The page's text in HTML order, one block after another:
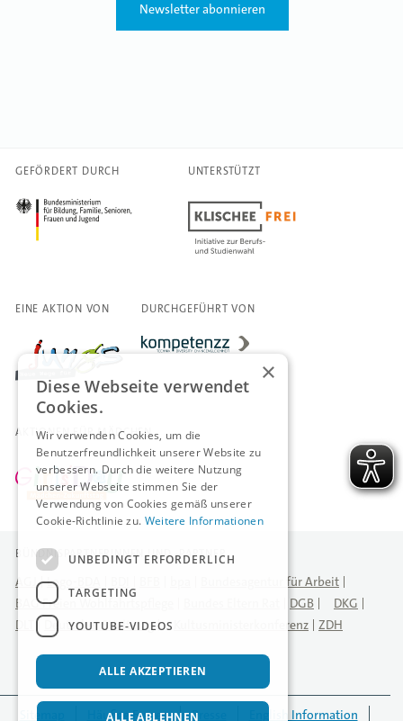
Newsletter abonnieren
GEFÖRDERT DURCH UNTERSTÜTZT
EINE AKTION VON DURCHGEFÜHRT VON
AKTIONEN FÜR MÄDCHEN
BÜNDNISPARTNERINNEN UND -PARTNER
AGJ Logo-BDA
Bundesagentur für Arbeit
BAG Freien Wohlfahrtspflege
DGB
DKG
DLT
Deutscher Städtetag Kultusministerkonferenz ZDH
Häufige Fragen Presse English Information
×
Diese Webseite verwendet
Cookies.
Wir verwenden Cookies, um die
Benutzerfreundlichkeit unserer Website zu
verbessern. Durch die weitere Nutzung
unserer Webseite stimmen Sie der
Verwendung von Cookies gemäß unserer
Cookie-Richtlinie zu. Weitere Informationen
UNBEDINGT ERFORDERLICH
TARGETING
YOUTUBE-VIDEOS
ALLE AKZEPTIEREN
ALLE ABLEHNEN